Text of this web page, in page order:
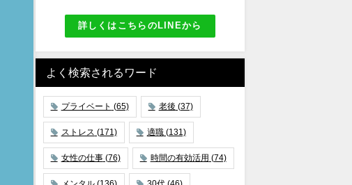
詳しくはこちらのLINEから
よく検索されるワード
プライベート (65) 老後 (37)
ストレス (171) 適職(131)
女性の仕事(76) 時間の有効活用 (74)